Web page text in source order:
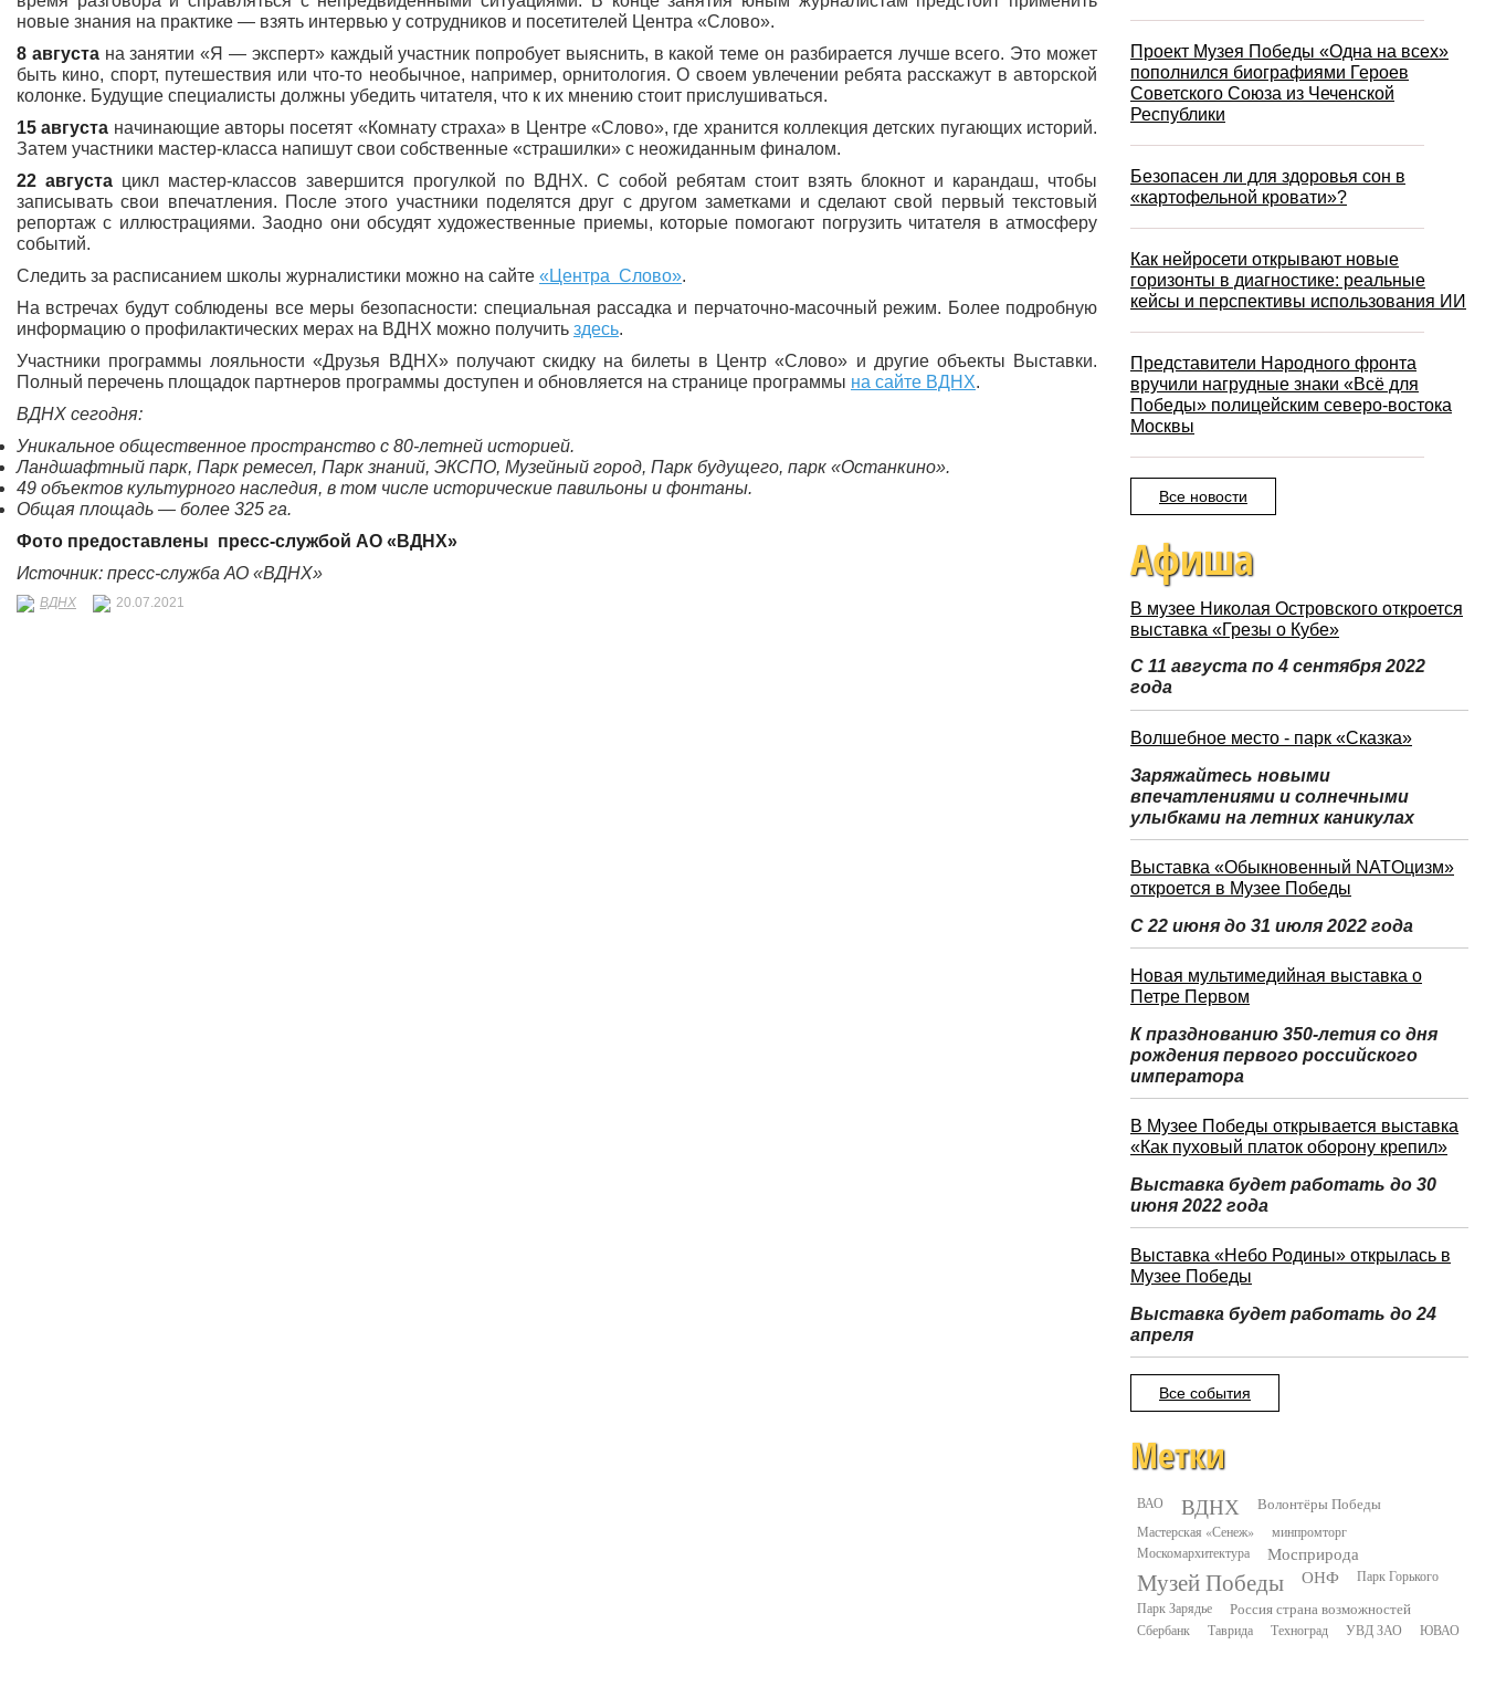
новые знания на практике — взять интервью у сотрудников и посетителей Центра «Слово».
8 августа на занятии «Я — эксперт» каждый участник попробует выяснить, в какой теме он разбирается лучше всего. Это может
быть кино, спорт, путешествия или что-то необычное, например, орнитология. О своем увлечении ребята расскажут в авторской
колонке. Будущие специалисты должны убедить читателя, что к их мнению стоит прислушиваться.
15 августа начинающие авторы посетят «Комнату страха» в Центре «Слово», где хранится коллекция детских пугающих историй.
Затем участники мастер-класса напишут свои собственные «страшилки» с неожиданным финалом.
22 августа цикл мастер-классов завершится прогулкой по ВДНХ. С собой ребятам стоит взять блокнот и карандаш, чтобы
записывать свои впечатления. После этого участники поделятся друг с другом заметками и сделают свой первый текстовый
репортаж с иллюстрациями. Заодно они обсудят художественные приемы, которые помогают погрузить читателя в атмосферу
событий.
Следить за расписанием школы журналистики можно на сайте «Центра Слово».
На встречах будут соблюдены все меры безопасности: специальная рассадка и перчаточно-масочный режим. Более подробную
информацию о профилактических мерах на ВДНХ можно получить здесь.
Участники программы лояльности «Друзья ВДНХ» получают скидку на билеты в Центр «Слово» и другие объекты Выставки.
Полный перечень площадок партнеров программы доступен и обновляется на странице программы на сайте ВДНХ.
ВДНХ сегодня:
Уникальное общественное пространство с 80-летней историей.
Ландшафтный парк, Парк ремесел, Парк знаний, ЭКСПО, Музейный город, Парк будущего, парк «Останкино».
49 объектов культурного наследия, в том числе исторические павильоны и фонтаны.
Общая площадь — более 325 га.
Фото предоставлены пресс-службой АО «ВДНХ»
Источник: пресс-служба АО «ВДНХ»
ВДНХ 20.07.2021
Проект Музея Победы «Одна на всех»
пополнился биографиями Героев
Советского Союза из Чеченской
Республики
Безопасен ли для здоровья сон в
«картофельной кровати»?
Как нейросети открывают новые
горизонты в диагностике: реальные
кейсы и перспективы использования ИИ
Представители Народного фронта
вручили нагрудные знаки «Всё для
Победы» полицейским северо-востока
Москвы
Все новости
Афиша
В музее Николая Островского откроется
выставка «Грезы о Кубе»
С 11 августа по 4 сентября 2022
года
Волшебное место - парк «Сказка»
Заряжайтесь новыми
впечатлениями и солнечными
улыбками на летних каникулах
Выставка «Обыкновенный NATOцизм»
откроется в Музее Победы
С 22 июня до 31 июля 2022 года
Новая мультимедийная выставка о
Петре Первом
К празднованию 350-летия со дня
рождения первого российского
императора
В Музее Победы открывается выставка
«Как пуховый платок оборону крепил»
Выставка будет работать до 30
июня 2022 года
Выставка «Небо Родины» открылась в
Музее Победы
Выставка будет работать до 24
апреля
Все события
Метки
ВАО ВДНХ Волонтёры Победы
Мастерская «Сенеж»
минпромторг
Москомархитектура
Мосприрода
Музей Победы ОНФ
Парк Горького
Парк Зарядье
Россия страна возможностей
Сбербанк Таврида Техноград УВД ЗАО ЮВАО